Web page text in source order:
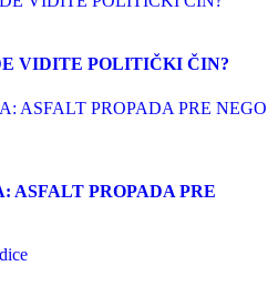
VIDITE POLITIČKI ČIN?
ASFALT PROPADA PRE